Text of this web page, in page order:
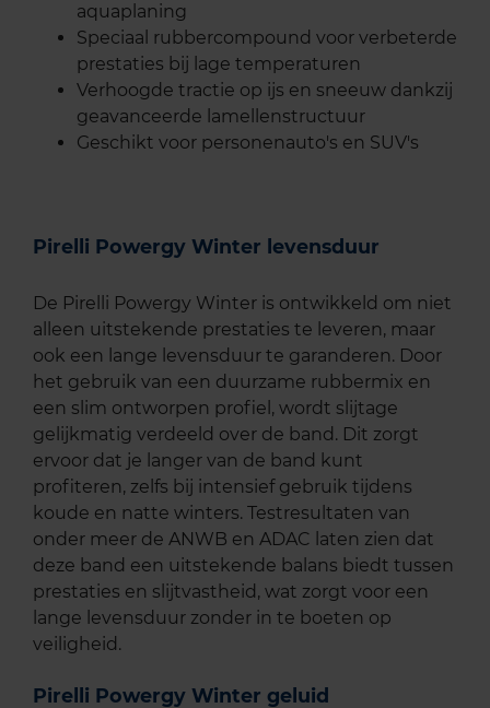
aquaplaning
Speciaal rubbercompound voor verbeterde
prestaties bij lage temperaturen
Verhoogde tractie op ijs en sneeuw dankzij
geavanceerde lamellenstructuur
Geschikt voor personenauto's en SUV's
Pirelli Powergy Winter levensduur
De Pirelli Powergy Winter is ontwikkeld om niet
alleen uitstekende prestaties te leveren, maar
ook een lange levensduur te garanderen. Door
het gebruik van een duurzame rubbermix en
een slim ontworpen profiel, wordt slijtage
gelijkmatig verdeeld over de band. Dit zorgt
ervoor dat je langer van de band kunt
profiteren, zelfs bij intensief gebruik tijdens
koude en natte winters. Testresultaten van
onder meer de ANWB en ADAC laten zien dat
deze band een uitstekende balans biedt tussen
prestaties en slijtvastheid, wat zorgt voor een
lange levensduur zonder in te boeten op
veiligheid.
Pirelli Powergy Winter geluid